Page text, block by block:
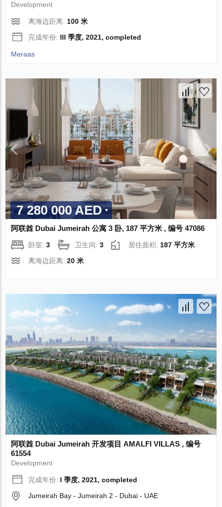
Development
离海边距离:100 米
完成年份: III 季度, 2021, completed
Meraas
7 280 000 AED
阿联酋 Dubai Jumeirah 公寓 3 卧, 187 平方米 , 编号 47086
卧室:3 卫生间:3 居住面积: 187 平方米
离海边距离:20 米
阿联酋 Dubai Jumeirah 开发项目 AMALFI VILLAS , 编号
61554
Development
完成年份: I 季度, 2021, completed
Jumeirah Bay - Jumeirah 2 - Dubai - UAE